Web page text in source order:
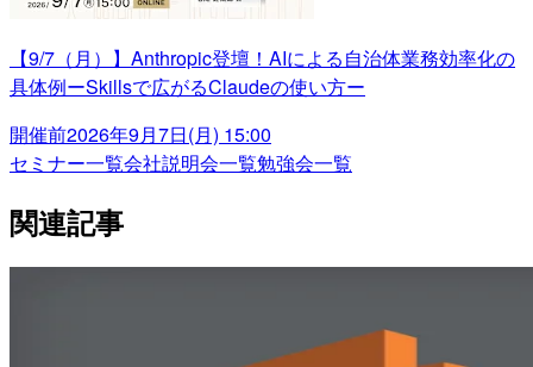
【9/7（月）】Anthropic登壇！AIによる自治体業務効率化の
具体例ーSkillsで広がるClaudeの使い方ー
開催前2026年9月7日(月) 15:00
セミナー一覧会社説明会一覧勉強会一覧
関連記事